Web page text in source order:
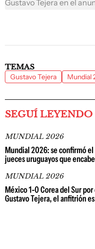
Gustavo Tejera en el
TEMAS
Gustavo Tejera Mundial
SEGUÍ LEYENDO
MUNDIAL 2026
Mundial 2026: se confirmó
jueces uruguayos que
MUNDIAL 2026
México 1-0 Corea del Sur
Gustavo Tejera, el anfitrión